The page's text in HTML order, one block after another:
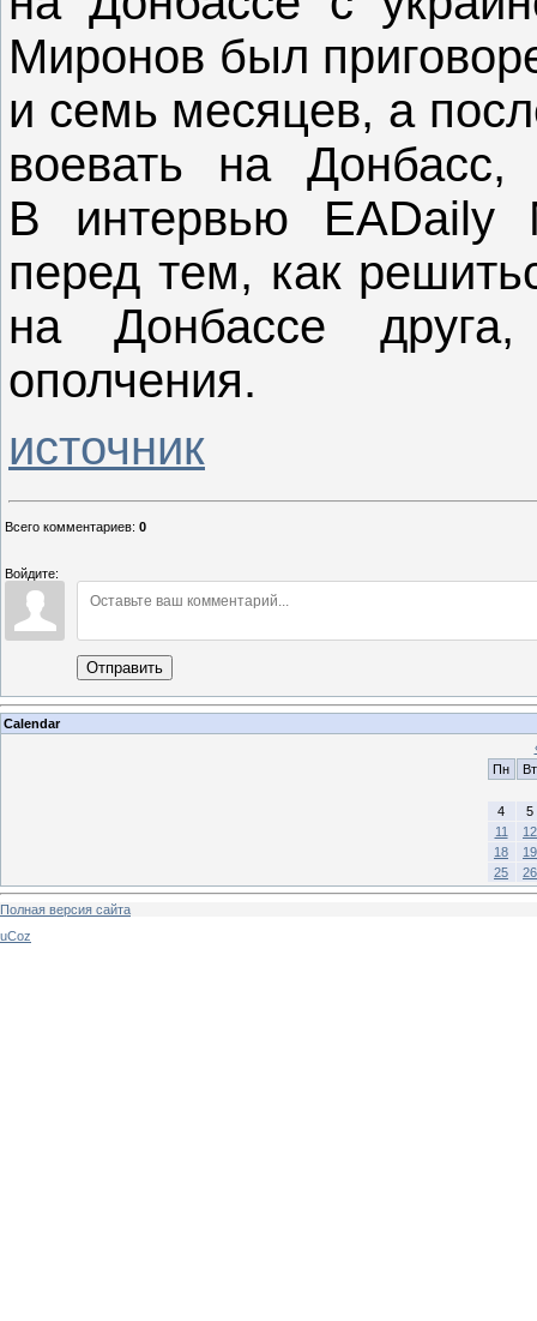
Миронов был
и семь месяцев, а
воевать на
В интервью EADaily
перед тем, как
на Донбассе
ополчения.
источник
Всего комментариев: 0
Войдите:
Отправить
Calendar
Пн
Вт
4
5
11
12
18
19
25
26
Полная версия сайта
uCoz